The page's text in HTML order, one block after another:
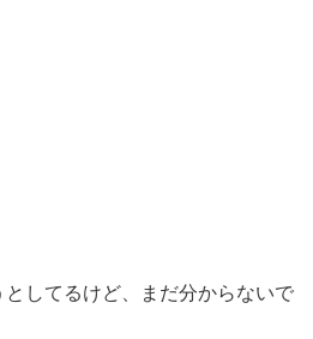
してるけど、まだ分からないで